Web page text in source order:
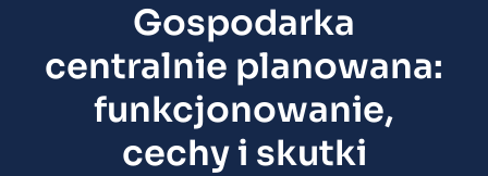
Gospodarka
centralnie planowana:
funkcjonowanie,
cechy i skutki